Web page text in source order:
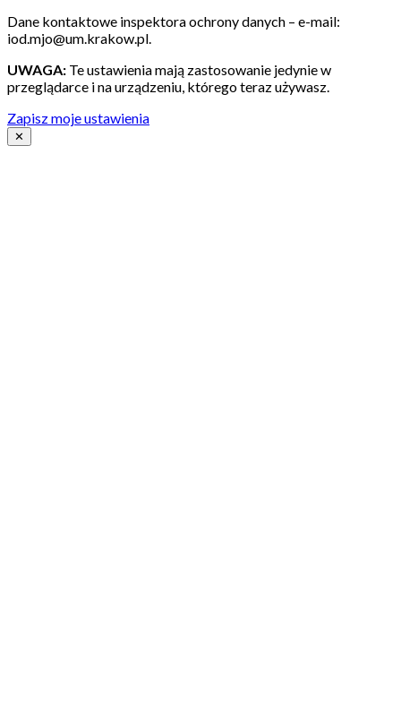
Dane kontaktowe inspektora ochrony danych – e-mail:
iod.mjo@um.krakow.pl.
UWAGA: Te ustawienia mają zastosowanie jedynie w
przeglądarce i na urządzeniu, którego teraz używasz.
Zapisz moje ustawienia
✕